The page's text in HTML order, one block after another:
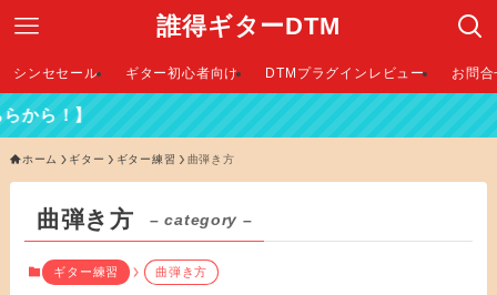
誰得ギターDTM
シンセセール ギター初心者向け DTMプラグインレビュー お問
！】
ホーム ギター ギター練習 曲弾き方
曲弾き方 – category –
ギター練習 曲弾き方